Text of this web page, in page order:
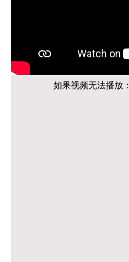
如果视频无法播放：